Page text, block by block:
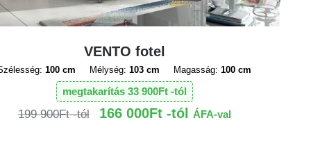
VENTO fotel
100 cm Mélység: 103 cm Magasság: 100 cm
megtakarítás 33 900Ft
199 900Ft 166 000Ft ÁFA-val